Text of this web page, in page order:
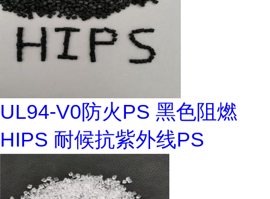
UL94-V0防火PS 黑色阻燃
HIPS 耐候抗紫外线PS